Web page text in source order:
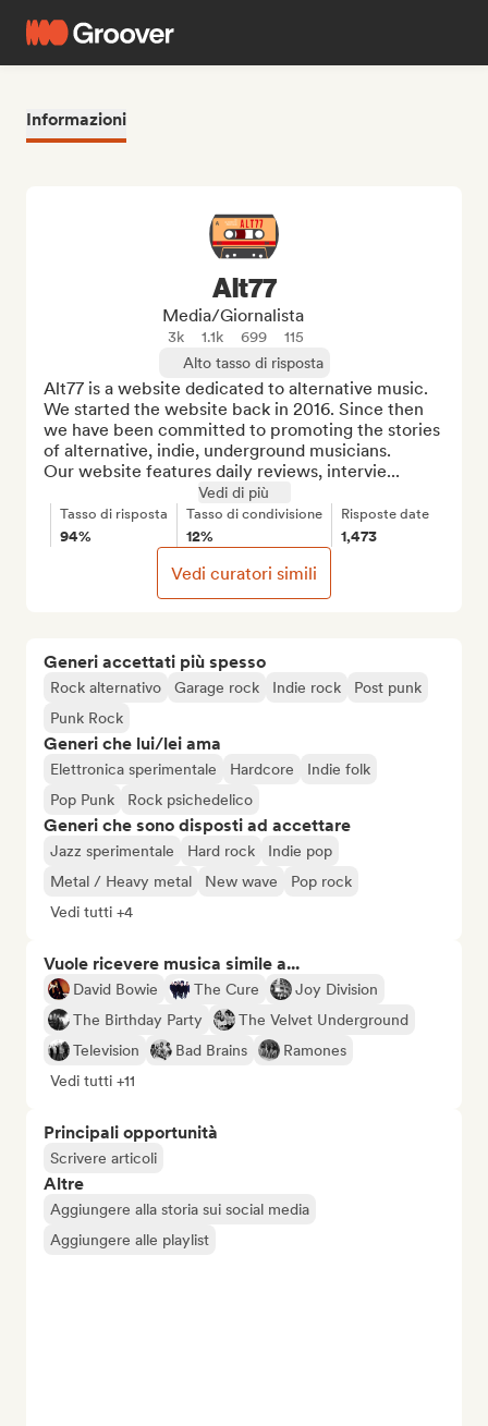
Informazioni
Generi accettati più spesso
Rock alternativo Garage rock Indie rock
Post punk
Punk Rock
Generi che lui/lei ama
Elettronica sperimentale Hardcore
Indie folk
Pop Punk
Rock psichedelico
Generi che sono disposti ad accettare
Jazz sperimentale Hard rock
Indie pop
Metal / Heavy metal
New wave
Pop rock
Vedi tutti +4
Vuole ricevere musica simile a...
David Bowie The Cure
Joy Division
The Birthday Party
The Velvet Underground
Television
Bad Brains
Ramones
Vedi tutti +11
Principali opportunità
Scrivere articoli
Altre
Aggiungere alla storia sui social media
Aggiungere alle playlist
Alt77
Media/Giornalista
3k 1.1k 699
115
Alto tasso di risposta
Alt77 is a website dedicated to alternative music.
We started the website back in 2016. Since then
we have been committed to promoting the stories
of alternative, indie, underground musicians.
Our website features daily reviews, intervie...
Vedi di più
Tasso di risposta
94%
Tasso di condivisione
12%
Risposte date
1,473
Vedi curatori simili